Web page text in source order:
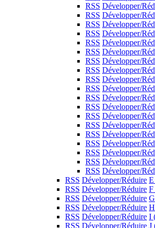
RSS Développer/
RSS Développer/
RSS Développer/
RSS Développer/
RSS Développer/
RSS Développer/
RSS Développer/
RSS Développer/
RSS Développer/
RSS Développer/
RSS Développer/
RSS Développer/
RSS Développer/
RSS Développer/
RSS Développer/
RSS Développer/
RSS Développer/
RSS Développer/
RSS Développer/
RSS Développer/Réduire E
RSS Développer/Réduire F
RSS Développer/Réduire G
RSS Développer/Réduire H
RSS Développer/Réduire I
RSS Développer/Réduire J